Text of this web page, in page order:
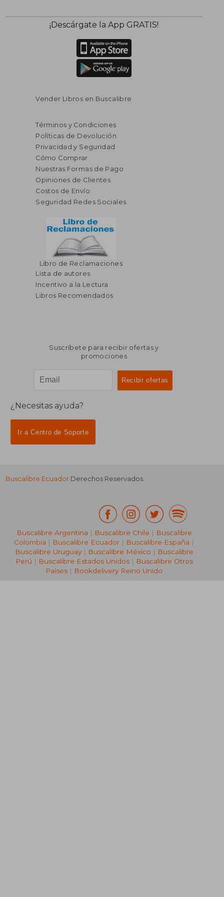
45%
dcto.
$ 49.98
$ 27.49
¡Descárgate la App GRATIS!
Vender Libros en Buscalibre
Términos y Condiciones
Políticas de Devolución
Privacidad y Seguridad
Cómo Comprar
Nuestras Formas de Pago
Opiniones de Clientes
Costos de Envío
Seguridad Redes Sociales
Libro de Reclamaciones
Lista de autores
Incentivo a la Lectura
Libros Recomendados
Suscríbete para recibir ofertas y
promociones
¿Necesitas ayuda?
Ir a Centro de Soporte
Buscalibre Ecuador Derechos Reservados.
Buscalibre Argentina | Buscalibre Chile | Buscalibre
Colombia | Buscalibre Ecuador | Buscalibre España |
Buscalibre Uruguay| Buscalibre México | Buscalibre
Perú | Buscalibre Estados Unidos| Buscalibre Otros
Países | Bookdelivery Reino Unido